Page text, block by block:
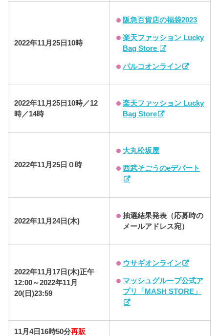
2022年11月25日10時
阪急百貨店の福袋2023
楽天ファッション Lucky
Bag Store
パルコオンライン
2022年11月25日10時／12
時／14時
楽天ファッション Lucky
Bag Store
2022年11月25日０時
大丸松坂屋
西武そごうのeデパート
2022年11月24日(木)
抽選結果発表（応募時の
メールアドレス宛）
2022年11月17日(木)正午
12:00～2022年11月
20(日)23:59
ウサギオンライン
マッシュグループ公式ア
プリ「MASH STORE」
11月4日16時50分再販